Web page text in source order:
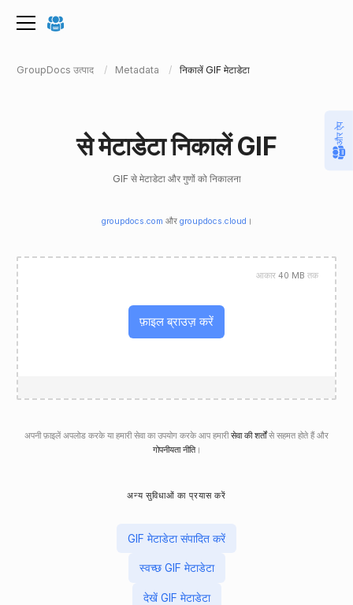
GroupDocs उत्पाद Metadata निकालें GIF मेटाडेटा
से मेटाडेटा निकालें GIF
GIF से मेटाडेटा और गुणों को निकालना
groupdocs.com और groupdocs.cloud ।
फ़ाइल ब्राउज़ करें
आकार 40 MB तक
अपनी फ़ाइलें अपलोड करके या हमारी सेवा का उपयोग करके आप हमारीसेवा की शर्तोंसे सहमत होते हैं और
गोपनीयता नीति।
अन्य सुविधाओं का प्रयास करें
GIF मेटाडेटा संपादित करें
स्वच्छ GIF मेटाडेटा
देखें GIF मेटाडेटा
और ऐप